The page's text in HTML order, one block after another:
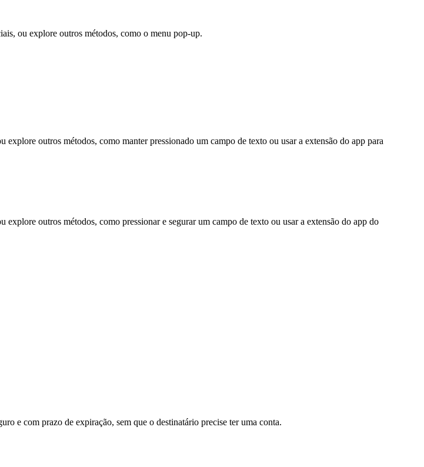
ou explore outros métodos, como o menu pop-up.
outros métodos, como manter pressionado um campo de texto ou usar a extensão do app para
outros métodos, como pressionar e segurar um campo de texto ou usar a extensão do app do
e com prazo de expiração, sem que o destinatário precise ter uma conta.